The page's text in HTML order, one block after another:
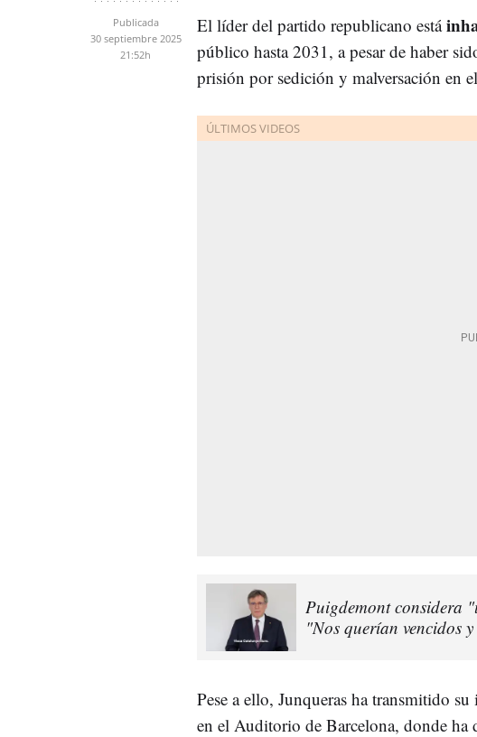
Publicada
30 septiembre 2025
21:52h
El líder del partido republicano está
público hasta 2031, a pesar de haber
prisión por sedición y malversación en el
Puigdemont considera
"Nos querían vencidos
Pese a ello, Junqueras ha transmitido
en el Auditorio de Barcelona, donde ha